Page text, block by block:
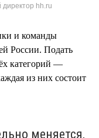
hh.ru
и команды
России. Подать
категорий —
из них состоит
меняется,